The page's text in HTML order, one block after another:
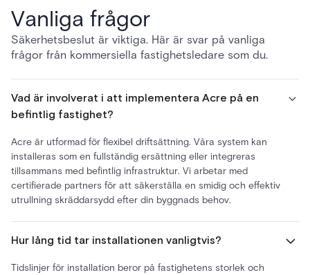
Vanliga frågor
Säkerhetsbeslut är viktiga. Här är svar på vanliga
frågor från kommersiella fastighetsledare som du.
Vad är involverat i att implementera Acre på en
befintlig fastighet?
Acre är utformad för flexibel driftsättning. Våra system kan
installeras som en fullständig ersättning eller integreras
tillsammans med befintlig infrastruktur. Vi arbetar med
certifierade partners för att säkerställa en smidig och effektiv
utrullning skräddarsydd efter din byggnads behov.
Hur lång tid tar installationen vanligtvis?
Tidslinjer för installation beror på fastighetens storlek och